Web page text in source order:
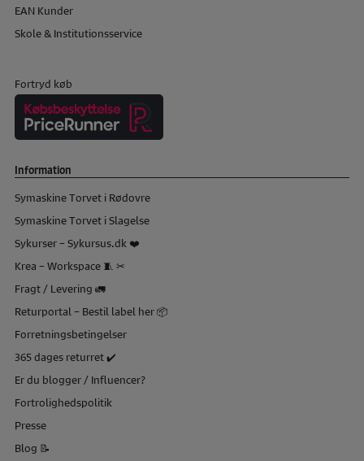
EAN Kunder
Skole & Institutionsservice
Fortryd køb
Information
Symaskine Torvet i Rødovre
Symaskine Torvet i Slagelse
Sykurser – Sykursus.dk ❤️
Krea – Workspace 🧵 ✂
Fragt / Levering 🚛
Returportal – Bestil label her 📦
Forretningsbetingelser
365 dages returret ✔️
Er du blogger / Influencer?
Fortrolighedspolitik
Presse
Blog 📝